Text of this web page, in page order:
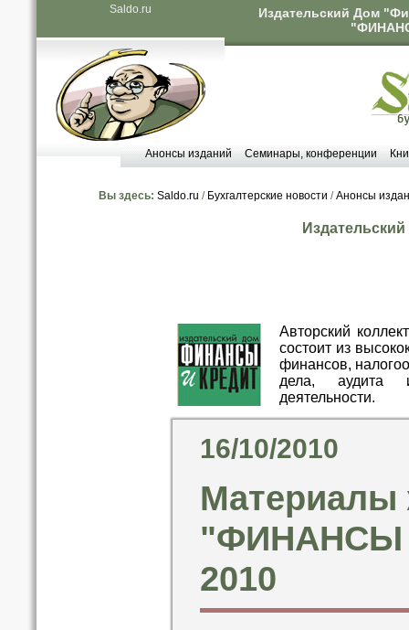
Saldo.ru
Издательский Дом
Анонсы изданий Семинары, конференции
Вы здесь: Saldo.ru / Бухгалтерские новости /Анонсы
Авторский
состоит из
финансов,
дела, аудита
деятельности.
16/10/2010
Материалы
"ФИНАНСЫ
2010